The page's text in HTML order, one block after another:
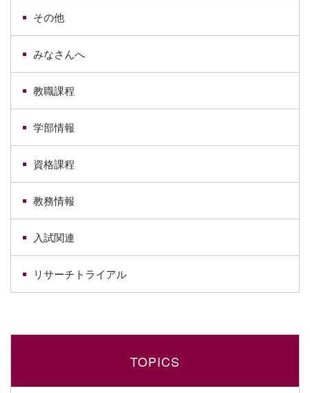
その他
みなさんへ
教職課程
学部情報
資格課程
教務情報
入試関連
リサーチトライアル
TOPICS